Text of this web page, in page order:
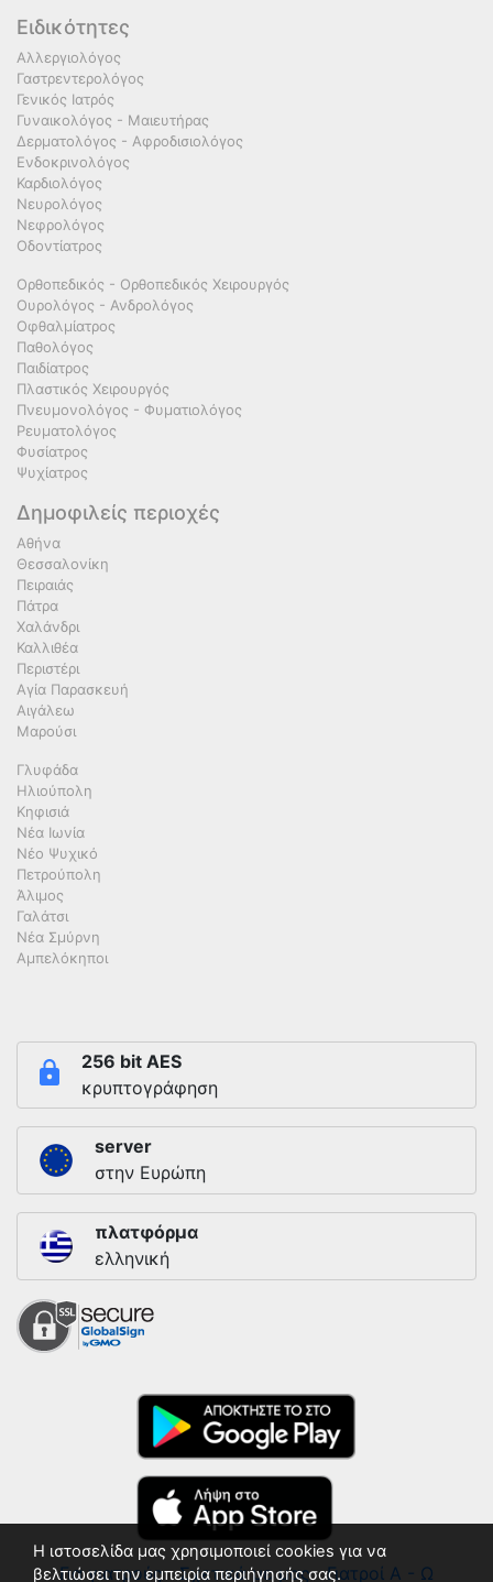
Ειδικότητες
Αλλεργιολόγος
Γαστρεντερολόγος
Γενικός Ιατρός
Γυναικολόγος - Μαιευτήρας
Δερματολόγος - Αφροδισιολόγος
Ενδοκρινολόγος
Καρδιολόγος
Νευρολόγος
Νεφρολόγος
Οδοντίατρος
Ορθοπεδικός - Ορθοπεδικός Χειρουργός
Ουρολόγος - Ανδρολόγος
Οφθαλμίατρος
Παθολόγος
Παιδίατρος
Πλαστικός Χειρουργός
Πνευμονολόγος - Φυματιολόγος
Ρευματολόγος
Φυσίατρος
Ψυχίατρος
Δημοφιλείς περιοχές
Αθήνα
Θεσσαλονίκη
Πειραιάς
Πάτρα
Χαλάνδρι
Καλλιθέα
Περιστέρι
Αγία Παρασκευή
Αιγάλεω
Μαρούσι
Γλυφάδα
Ηλιούπολη
Κηφισιά
Νέα Ιωνία
Νέο Ψυχικό
Πετρούπολη
Άλιμος
Γαλάτσι
Νέα Σμύρνη
Αμπελόκηποι
256 bit AES
κρυπτογράφηση
server
στην Ευρώπη
πλατφόρμα
ελληνική
Για γιατρούς Σχετικά με μας Γιατροί Α - Ω
Η ιστοσελίδα μας χρησιμοποιεί cookies για να
βελτιώσει την εμπειρία περιήγησής σας.